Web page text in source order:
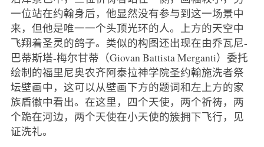
一位站在约翰身后，他显然没有参与到这一场景中
来，但他是唯一一个头顶光环的人。上方的天空中
飞翔着圣灵的鸽子。类似的构图还出现在由乔瓦尼-
巴蒂斯塔-梅尔甘蒂（Giovan Battista Merganti）委托
绘制的福里尼奥农齐阿泰拉神学院圣约翰施洗者祭
坛壁画中，这可以从壁画下方的题词和左上方的家
族盾徽中看出。在这里，四个天使，两个祈祷，两
个跪在河边，两个天使在小天使的簇拥下飞行，见
证洗礼。